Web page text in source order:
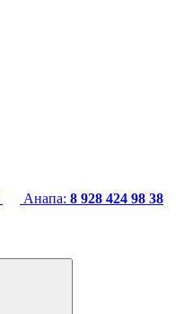
Анапа: 8 928 424 98 38